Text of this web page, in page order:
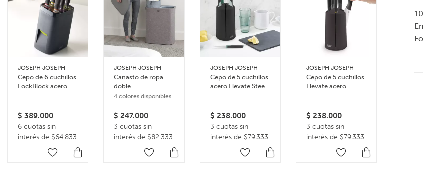
JOSEPH JOSEPH
Cepo de 6 cuchillos
LockBlock acero
$ 389.000
6 cuotas sin
interés de $64.833
JOSEPH JOSEPH
Canasto de ropa
doble
compartimiento 90
4 colores disponibles
$ 247.000
3 cuotas sin
interés de $82.333
JOSEPH JOSEPH
Cepo de 5 cuchillos
acero Elevate Steel
$ 238.000
3 cuotas sin
interés de $79.333
JOSEPH JOSEPH
Cepo de 5 cuchillos
Elevate acero
$ 238.000
3 cuotas sin
interés de $79.333